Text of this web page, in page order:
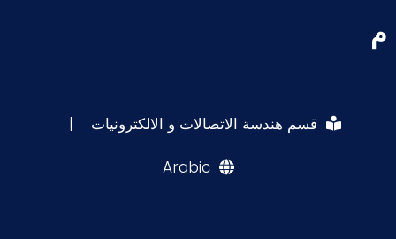
م
قسم هندسة الاتصالات و الالكترونيات |
Arabic